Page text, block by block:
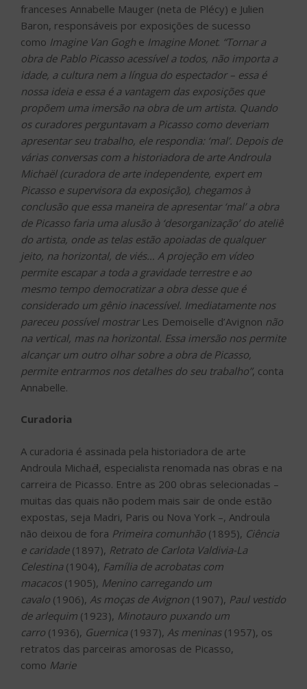
franceses Annabelle Mauger (neta de Plécy) e Julien
Baron, responsáveis por exposições de sucesso
como Imagine Van Gogh e Imagine Monet. “Tornar a
obra de Pablo Picasso acessível a todos, não importa a
idade, a cultura nem a língua do espectador – essa é
nossa ideia e essa é a vantagem das exposições que
propõem uma imersão na obra de um artista. Quando
os curadores perguntavam a Picasso como deveriam
apresentar seu trabalho, ele respondia: ‘mal’. Depois de
várias conversas com a historiadora de arte Androula
Michaël (curadora de arte independente, expert em
Picasso e supervisora da exposição), chegamos à
conclusão que essa maneira de apresentar ‘mal’ a obra
de Picasso faria uma alusão à ‘desorganização’ do ateliê
do artista, onde as telas estão apoiadas de qualquer
jeito, na horizontal, de viés… A projeção em vídeo
permite escapar a toda a gravidade terrestre e ao
mesmo tempo democratizar a obra desse que é
considerado um gênio inacessível. Imediatamente nos
pareceu possível mostrar Les Demoiselle d’Avignon não
na vertical, mas na horizontal. Essa imersão nos permite
alcançar um outro olhar sobre a obra de Picasso,
permite entrarmos nos detalhes do seu trabalho”, conta
Annabelle.
Curadoria
A curadoria é assinada pela historiadora de arte
Androula Michaël, especialista renomada nas obras e na
carreira de Picasso. Entre as 200 obras selecionadas –
muitas das quais não podem mais sair de onde estão
expostas, seja Madri, Paris ou Nova York –, Androula
não deixou de fora Primeira comunhão (1895), Ciência
e caridade (1897), Retrato de Carlota Valdivia-La
Celestina (1904), Família de acrobatas com
macacos (1905), Menino carregando um
cavalo (1906), As moças de Avignon (1907), Paul vestido
de arlequim (1923), Minotauro puxando um
carro (1936), Guernica (1937), As meninas (1957), os
retratos das parceiras amorosas de Picasso,
como Marie